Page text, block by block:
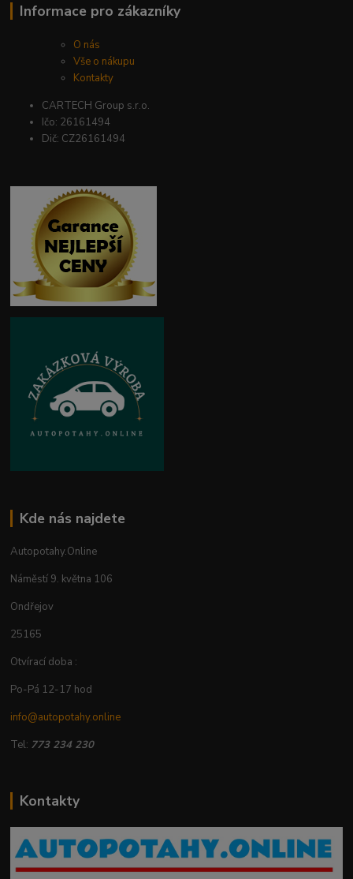
Informace pro zákazníky
O nás
Vše o nákupu
Kontakty
CARTECH Group s.r.o.
Ičo: 26161494
Dič: CZ26161494
Kde nás najdete
Autopotahy.Online
Náměstí 9. května 106
Ondřejov
25165
Otvírací doba :
Po-Pá 12-17 hod
info@autopotahy.online
Tel: 773 234 230
Kontakty